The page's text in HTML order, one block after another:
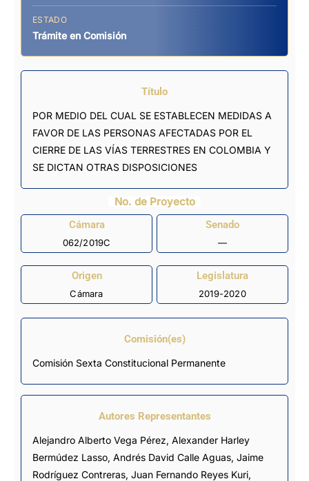
ESTADO
Trámite en Comisión
Título
POR MEDIO DEL CUAL SE ESTABLECEN MEDIDAS A
FAVOR DE LAS PERSONAS AFECTADAS POR EL
CIERRE DE LAS VÍAS TERRESTRES EN COLOMBIA Y
SE DICTAN OTRAS DISPOSICIONES
No. de Proyecto
Cámara
062/2019C
Senado
—
Origen
Cámara
Legislatura
2019-2020
Comisión(es)
Comisión Sexta Constitucional Permanente
Autores Representantes
Alejandro Alberto Vega Pérez, Alexander Harley
Bermúdez Lasso, Andrés David Calle Aguas, Jaime
Rodríguez Contreras, Juan Fernando Reyes Kuri,